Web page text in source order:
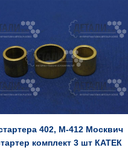
402, М-412 Москвич
комплект 3 шт КАТЕК